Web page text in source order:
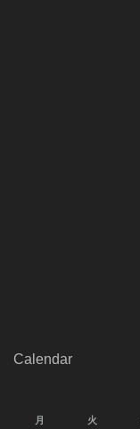
Calendar
月 火